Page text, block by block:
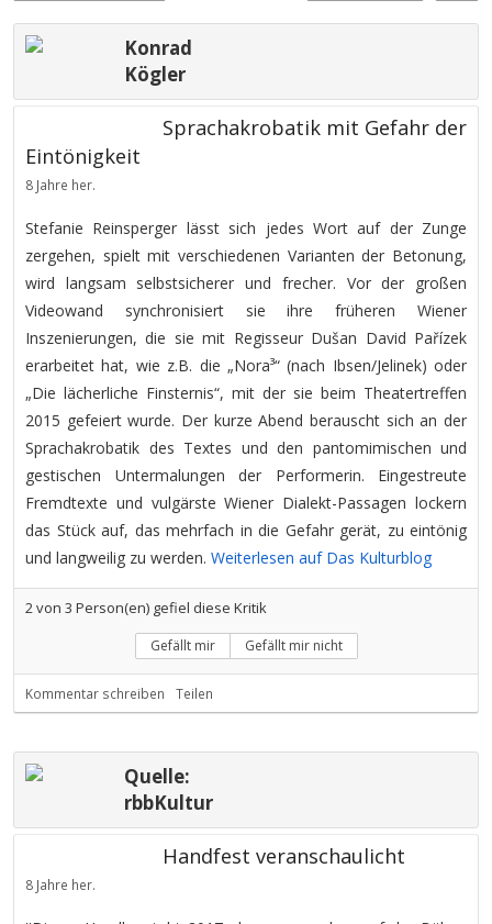
Konrad
Kögler
Sprachakrobatik mit Gefahr der
Eintönigkeit
8 Jahre her.
Stefanie Reinsperger lässt sich jedes Wort auf der Zunge
zergehen, spielt mit verschiedenen Varianten der Betonung,
wird langsam selbstsicherer und frecher. Vor der großen
Videowand synchronisiert sie ihre früheren Wiener
Inszenierungen, die sie mit Regisseur Dušan David Pařízek
erarbeitet hat, wie z.B. die „Nora³“ (nach Ibsen/Jelinek) oder
„Die lächerliche Finsternis“, mit der sie beim Theatertreffen
2015 gefeiert wurde. Der kurze Abend berauscht sich an der
Sprachakrobatik des Textes und den pantomimischen und
gestischen Untermalungen der Performerin. Eingestreute
Fremdtexte und vulgärste Wiener Dialekt-Passagen lockern
das Stück auf, das mehrfach in die Gefahr gerät, zu eintönig
und langweilig zu werden. Weiterlesen auf Das Kulturblog
2von 3 Person(en) gefiel diese Kritik
Gefällt mir Gefällt mir nicht
Kommentar schreiben Teilen
Quelle:
rbbKultur
Handfest veranschaulicht
8 Jahre her.